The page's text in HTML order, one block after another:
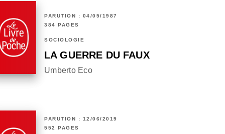
PARUTION : 04/05/1987
384 PAGES
SOCIOLOGIE
LA GUERRE DU FAUX
Umberto Eco
PARUTION : 12/06/2019
552 PAGES